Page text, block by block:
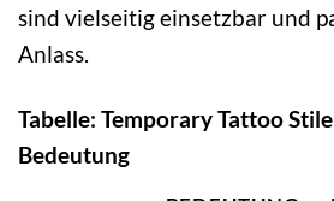
sind vielseitig einsetzbar und
Anlass.
Tabelle: Temporary Tattoo
Bedeutung